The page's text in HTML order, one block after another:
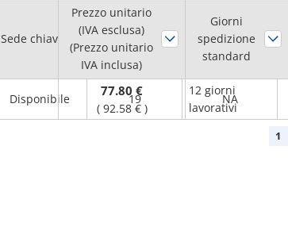
Sede chiavetta
Diam. foro
albero H7
(mm)
Flangia
Disponibile 19 NA
Prezzo unitario
(IVA esclusa)
(Prezzo unitario
IVA inclusa)
Giorni
spedizione
standard
77.80 €
( 92.58 € )
12 giorni
lavorativi
1